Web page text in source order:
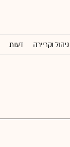
ניהול וקריירה דעות